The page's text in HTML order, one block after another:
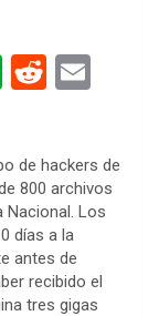
E
ot
e
R
di
t
de hackers de
800 archivos
Los
días a la
antes de
recibido el
tres gigas